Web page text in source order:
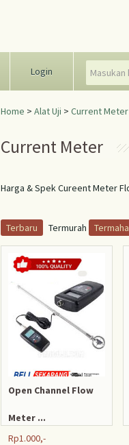
Login
Home > Alat Uji > Current Meter
Current Meter
Harga & Spek Cureent Meter
Terbaru Termurah
Open Channel Flow
Meter ...
Rp1.000,-